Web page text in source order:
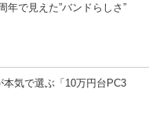
年で見えた”バンドらしさ”
気で選ぶ「10万円台PC3